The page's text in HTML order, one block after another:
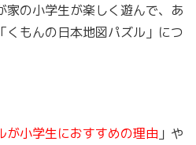
家の小学生が楽しく遊んで、あ
くもんの日本地図パズル」につ
が小学生におすすめの理由 」や